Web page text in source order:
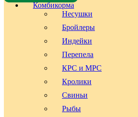
Комбикорма
Несушки
Бройлеры
Индейки
Перепела
КРС и МРС
Кролики
Свиньи
Рыбы